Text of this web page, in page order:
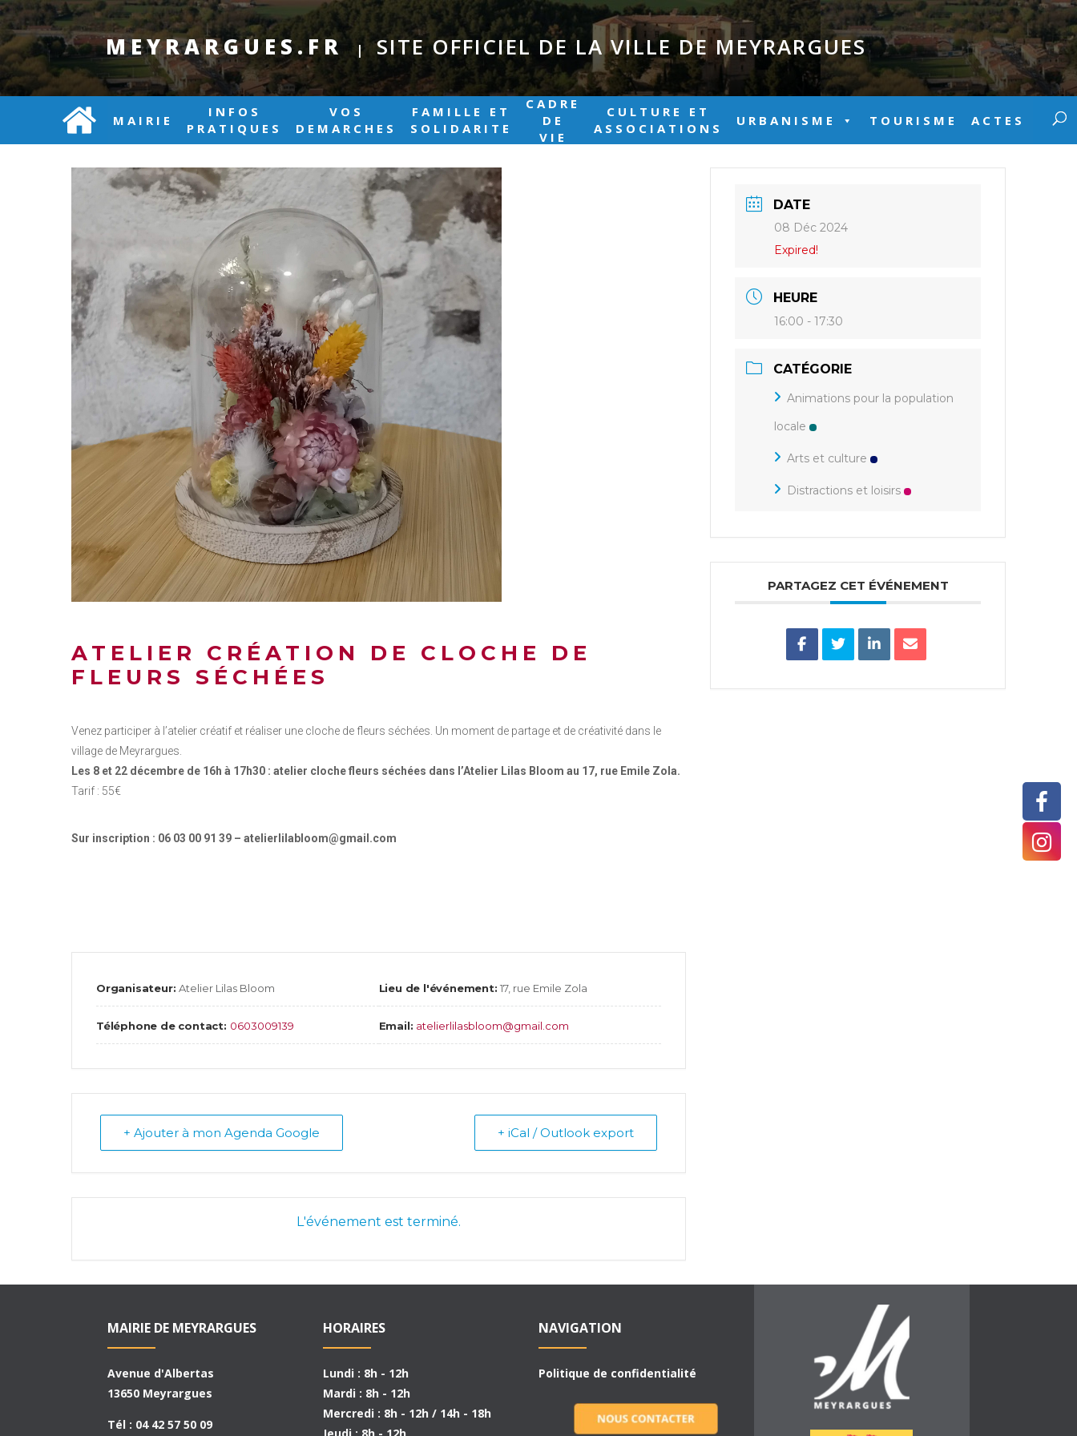
MEYRARGUES.FR | SITE OFFICIEL DE LA VILLE DE MEYRARGUES
MAIRIE
INFOS
PRATIQUES
VOS
DEMARCHES
FAMILLE ET
SOLIDARITE
CADRE
DE
VIE
CULTURE ET
ASSOCIATIONS
URBANISME TOURISME ACTES
ATELIER CRÉATION DE CLOCHE DE
FLEURS SÉCHÉES
Venez participer à l’atelier créatif et réaliser une cloche de fleurs séchées. Un moment de partage et de créativité dans le
village de Meyrargues.
Les 8 et 22 décembre de 16h à 17h30 : atelier cloche fleurs séchées dans l’Atelier Lilas Bloom au 17, rue Emile Zola.
Tarif : 55€
Sur inscription : 06 03 00 91 39 – atelierlilabloom@gmail.com
Organisateur:Atelier Lilas Bloom Lieu de l'événement:17, rue Emile Zola
Téléphone de contact: 0603009139 Email: atelierlilasbloom@gmail.com
+ Ajouter à mon Agenda Google + iCal / Outlook export
L'événement est terminé.
DATE
08 Déc 2024
Expired!
HEURE
16:00 - 17:30
CATÉGORIE
Animations pour la population
locale
Arts et culture
Distractions et loisirs
PARTAGEZ CET ÉVÉNEMENT
MAIRIE DE MEYRARGUES
Avenue d'Albertas
13650 Meyrargues
Tél : 04 42 57 50 09
HORAIRES
Lundi : 8h - 12h
Mardi : 8h - 12h
Mercredi : 8h - 12h / 14h - 18h
NAVIGATION
Politique de confidentialité